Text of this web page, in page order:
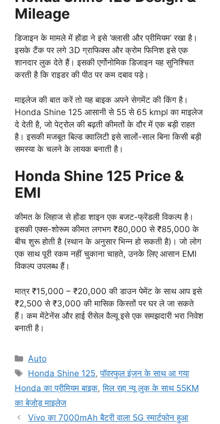
Mileage
डिजाइन के मामले में होंडा ने इसे ‘क्लासी और प्रीमियम’ रखा है।
इसके टैंक पर लगे 3D ग्राफिक्स और क्रोम फिनिश इसे एक
शानदार लुक देते हैं। इसकी एर्गोनोमिक डिजाइन यह सुनिश्चित
करती है कि राइडर की पीठ पर कम दबाव पड़े।
माइलेज की बात करें तो यह बाइक अपने सेगमेंट की किंग है।
Honda Shine 125 आसानी से 55 से 65 kmpl का माइलेज
दे देती है, जो पेट्रोल की बढ़ती कीमतों के दौर में एक बड़ी राहत
है। इसकी मजबूत बिल्ड क्वालिटी इसे सालों-साल बिना किसी बड़ी
समस्या के चलने के लायक बनाती है।
Honda Shine 125 Price &
EMI
कीमत के लिहाज से होंडा शाइन एक बजट-फ्रेंडली विकल्प है।
इसकी एक्स-शोरूम कीमत लगभग ₹80,000 से ₹85,000 के
बीच शुरू होती है (स्थान के अनुसार भिन्न हो सकती है)। जो लोग
एक साथ पूरी रकम नहीं चुकाना चाहते, उनके लिए आसान EMI
विकल्प उपलब्ध हैं।
मात्र ₹15,000 – ₹20,000 की डाउन पेमेंट के साथ आप इसे
₹2,500 से ₹3,000 की मासिक किस्तों पर घर ले जा सकते
हैं। कम मेंटेनेंस और हाई रीसेल वैल्यू इसे एक समझदारी भरा निवेश
बनाती है।
Categories
Auto
Tags
Honda Shine 125,पॉवरफुल इंजन के साथ आ गया
Honda का प्रीमियम बाइक,मिल रहा न्यू लुक के साथ 55KM
का बेजोड़ माइलेज
Vivo का 7000mAh बैटरी वाला 5G स्मार्टफोन हुआ